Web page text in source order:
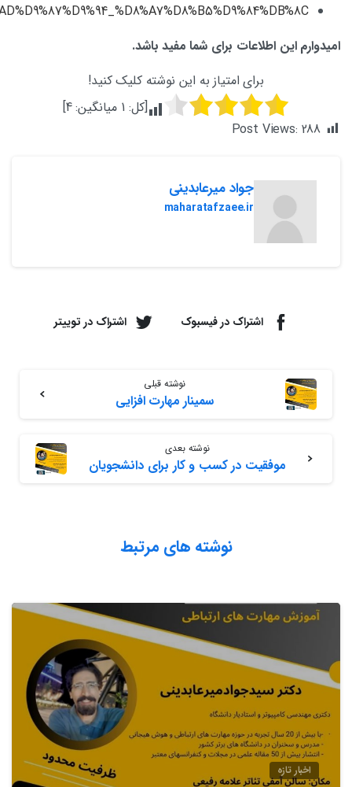
امیدوارم این اطلاعات برای شما مفید باشد.
برای امتیاز به این نوشته کلیک کنید!
[کل:1 میانگین:4
]
Post Views: 288
جواد میرعابدینی
maharatafzaee.ir
اشتراک در فیسبوک اشتراک در توییتر
نوشته قبلی
سمینار مهارت افزایی
نوشته بعدی
موفقیت در کسب و کار برای دانشجویان
نوشته های مرتبط
اخبار تازه